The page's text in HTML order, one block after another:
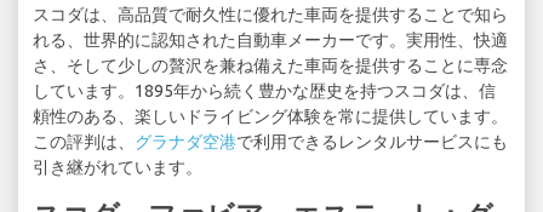
スコダは、高品質で耐久性に優れた車両を提供することで知ら
れる、世界的に認知された自動車メーカーです。実用性、快適
さ、そして少しの贅沢を兼ね備えた車両を提供することに専念
しています。1895年から続く豊かな歴史を持つスコダは、信
頼性のある、楽しいドライビング体験を常に提供しています。
この評判は、 グラナダ空港で利用できるレンタルサービスにも
引き継がれています。